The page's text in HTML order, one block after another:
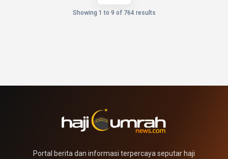
Showing 1 to 9 of 764 results
Portal berita dan informasi terpercaya seputar haji